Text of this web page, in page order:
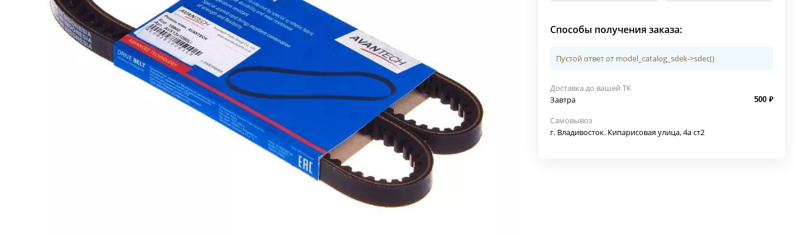
Способы получения заказа:
Пустой ответ от model_catalog_sdek->sdec()
Доставка до вашей ТК
Завтра
500 ₽
Самовывоз
г. Владивосток. Кипарисовая улица, 4а ст2